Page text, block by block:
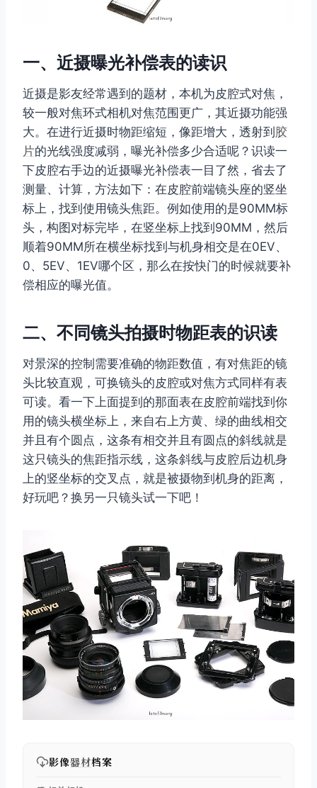
一、近摄曝光补偿表的读识
近摄是影友经常遇到的题材，本机为皮腔式对焦，
较一般对焦环式相机对焦范围更广，其近摄功能强
大。在进行近摄时物距缩短，像距增大，透射到 胶
片的光线强度减弱，曝光补偿多少合适呢？识读一
下皮腔右手边的近摄曝光补偿表一目了然，省去了
测量、计算，方法如下：在皮腔前端镜头座的竖坐
标上，找到使用镜头焦距。例如使用的是90MM标
头，构图对标完毕，在竖坐标上找到90MM，然后
顺着90MM所在横坐标找到与机身相交是在0EV、
0、5EV、1EV哪个区，那么在按快门的时候就要补
偿相应的曝光值。
二、不同镜头拍摄时物距表的识读
对景深的控制需要准确的物距数值，有对焦距的镜
头比较直观，可换镜头的皮腔或对焦方式同样有表
可读。看一下上面提到的那面表在皮腔前端找到你
用的镜头横坐标上，来自右上方黄、绿的曲线相交
并且有个圆点，这条有相交并且有圆点的斜线就是
这只镜头的焦距指示线，这条斜线与皮腔后边机身
上的竖坐标的交叉点，就是被摄物到机身的距离，
好玩吧？换另一只镜头试一下吧！
影像器材档案